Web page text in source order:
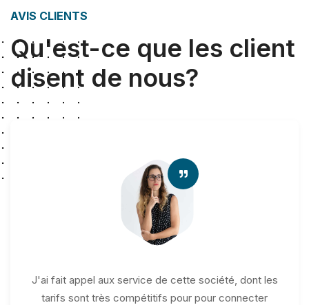
AVIS CLIENTS
Qu'est-ce que les client
disent de nous?
J'ai fait appel aux service de cette société, dont les
tarifs sont très compétitifs pour pour connecter